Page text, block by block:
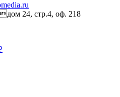
24, стр.4, оф. 218